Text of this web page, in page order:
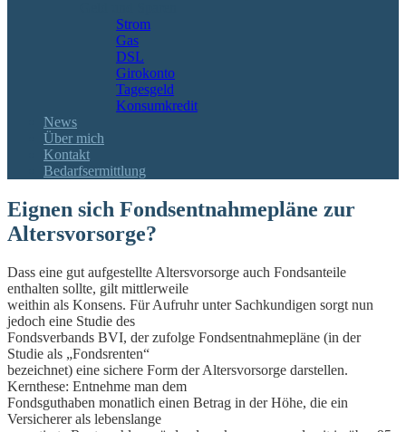
Strom
Gas
DSL
Girokonto
Tagesgeld
Konsumkredit
News
Über mich
Kontakt
Bedarfsermittlung
Eignen sich Fondsentnahmepläne zur
Altersvorsorge?
Dass eine gut aufgestellte Altersvorsorge auch Fondsanteile
enthalten sollte, gilt mittlerweile
weithin als Konsens. Für Aufruhr unter Sachkundigen sorgt nun
jedoch eine Studie des
Fondsverbands BVI, der zufolge Fondsentnahmepläne (in der
Studie als „Fondsrenten“
bezeichnet) eine sichere Form der Altersvorsorge darstellen.
Kernthese: Entnehme man dem
Fondsguthaben monatlich einen Betrag in der Höhe, die ein
Versicherer als lebenslange